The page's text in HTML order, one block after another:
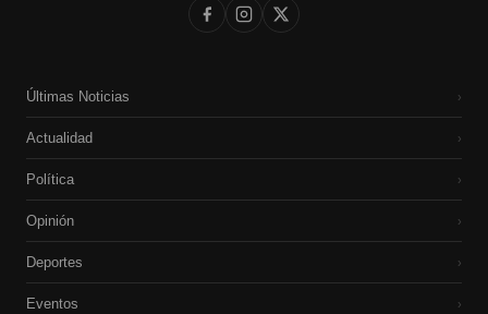
Últimas Noticias ›
Actualidad ›
Política ›
Opinión ›
Deportes ›
Eventos ›